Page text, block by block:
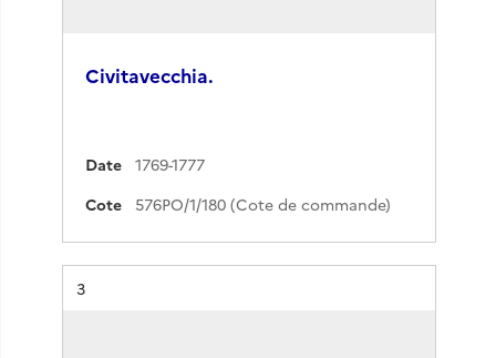
Civitavecchia.
Date
1769-1777
Cote
576PO/1/180 (Cote de commande)
Résultat n°
3